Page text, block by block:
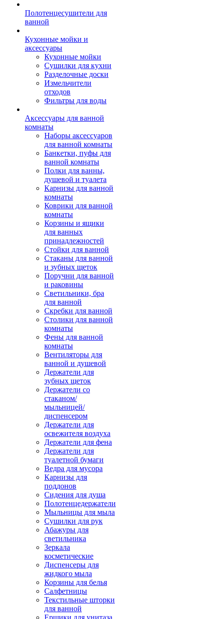
Полотенцесушители для
ванной
Кухонные мойки и
аксессуары
Кухонные мойки
Сушилки для кухни
Разделочные доски
Измельчители
отходов
Фильтры для воды
Аксессуары для ванной
комнаты
Наборы аксессуаров
для ванной комнаты
Банкетки, пуфы для
ванной комнаты
Полки для ванны,
душевой и туалета
Карнизы для ванной
комнаты
Коврики для ванной
комнаты
Корзины и ящики
для ванных
принадлежностей
Стойки для ванной
Стаканы для ванной
и зубных щеток
Поручни для ванной
и раковины
Светильники, бра
для ванной
Скребки для ванной
Столики для ванной
комнаты
Фены для ванной
комнаты
Вентиляторы для
ванной и душевой
Держатели для
зубных щеток
Держатели со
стаканом/
мыльницей/
диспенсером
Держатели для
освежителя воздуха
Держатели для фена
Держатели для
туалетной бумаги
Ведра для мусора
Карнизы для
поддонов
Сидения для душа
Полотенцедержатели
Мыльницы для мыла
Сушилки для рук
Абажуры для
светильника
Зеркала
косметические
Диспенсеры для
жидкого мыла
Корзины для белья
Салфетницы
Текстильные шторки
для ванной
Ершики для унитаза